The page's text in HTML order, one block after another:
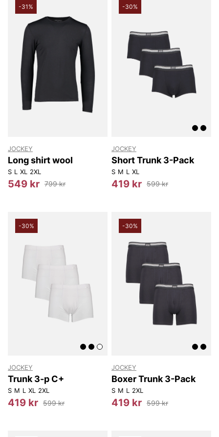
-31%
JOCKEY
Long shirt wool
S L XL 2XL
549 kr 799 kr
-30%
JOCKEY
Short Trunk 3-Pack
S M L XL
419 kr 599 kr
-30%
JOCKEY
Trunk 3-p C+
S M L XL 2XL
419 kr 599 kr
-30%
JOCKEY
Boxer Trunk 3-Pack
S M L 2XL
419 kr 599 kr